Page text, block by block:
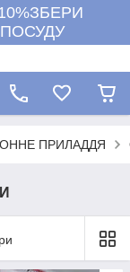
ПРИЛАДДЯ